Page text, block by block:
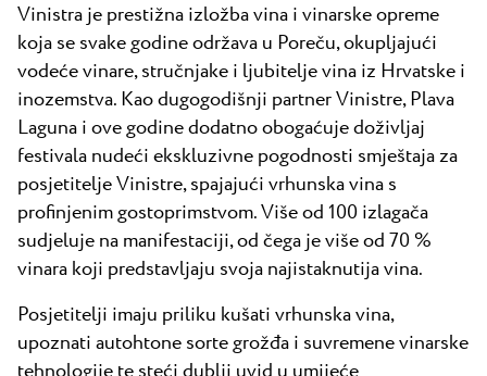
Pepi Club
Istražite sve
Vinistra je prestižna izložba vina i vinarske opreme
koja se svake godine održava u Poreču, okupljajući
vodeće vinare, stručnjake i ljubitelje vina iz Hrvatske i
inozemstva. Kao dugogodišnji partner Vinistre, Plava
Laguna i ove godine dodatno obogaćuje doživljaj
festivala nudeći ekskluzivne pogodnosti smještaja za
posjetitelje Vinistre, spajajući vrhunska vina s
profinjenim gostoprimstvom. Više od 100 izlagača
sudjeluje na manifestaciji, od čega je više od 70 %
vinara koji predstavljaju svoja najistaknutija vina.
Posjetitelji imaju priliku kušati vrhunska vina,
upoznati autohtone sorte grožđa i suvremene vinarske